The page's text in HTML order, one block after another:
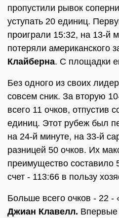
пропустили рывок
уступать 20 единиц.
проиграли 15:32, на 13-й
потеряли американского
Клайберна. С площадки
Без одного из своих
совсем сник. За вторую
всего 11 очков, отпустив
единиц. Этот рубеж был
на 24-й минуте, на 33-й
разницей 50 очков. Их
преимущество составило
счет - 113:66 в пользу
Больше всего очков - 22 -
Джиан Клавелл.